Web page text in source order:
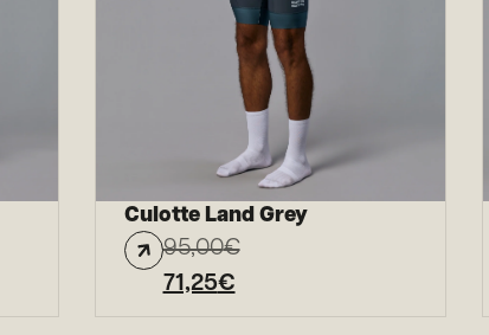
Culotte Land Grey
95,00€
71,25€